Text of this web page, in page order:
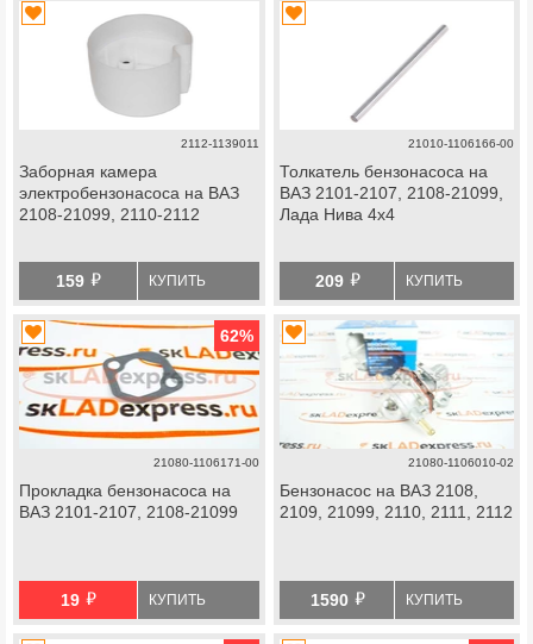
2112-1139011
Заборная камера
электробензонасоса на ВАЗ
2108-21099, 2110-2112
159 й КУПИТЬ
21010-1106166-00
Толкатель бензонасоса на
ВАЗ 2101-2107, 2108-21099,
Лада Нива 4х4
209 й КУПИТЬ
62%
21080-1106171-00
Прокладка бензонасоса на
ВАЗ 2101-2107, 2108-21099
19 й КУПИТЬ
21080-1106010-02
Бензонасос на ВАЗ 2108,
2109, 21099, 2110, 2111, 2112
1590 й КУПИТЬ